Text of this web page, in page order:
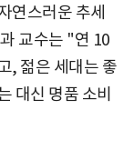
연스러운 추세
교수는 "연 10
, 젊은 세대는 좋
대신 명품 소비